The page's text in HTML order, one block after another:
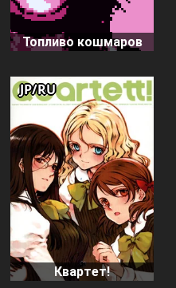
Топливо кошмаров
Квартет!
JP/RU